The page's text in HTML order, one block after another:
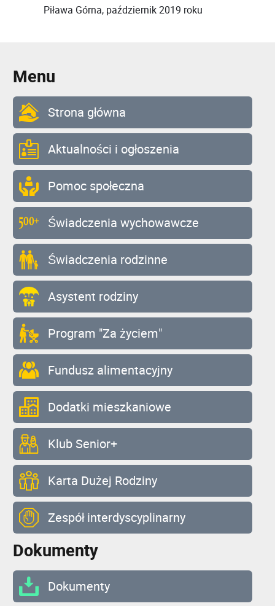
Piława Górna, październik 2019 roku
Menu
Strona główna
Aktualności i ogłoszenia
Pomoc społeczna
Świadczenia wychowawcze
Świadczenia rodzinne
Asystent rodziny
Program "Za życiem"
Fundusz alimentacyjny
Dodatki mieszkaniowe
Klub Senior+
Karta Dużej Rodziny
Zespół interdyscyplinarny
Dokumenty
Dokumenty